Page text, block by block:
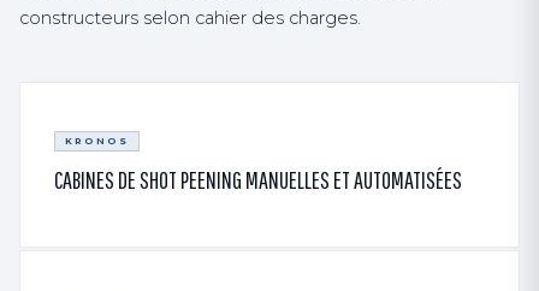
constructeurs selon cahier des charges.
KRONOS
CABINES DE SHOT PEENING MANUELLES ET AUTOMATISÉES